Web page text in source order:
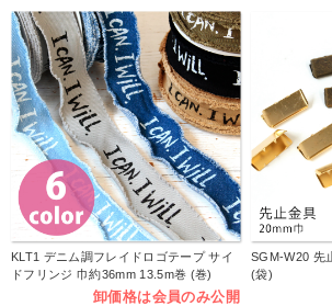
KLT1 デニム調フレイドロゴテープ サイ
ドフリンジ 巾約36mm 13.5m巻 (巻)
卸価格は会員のみ公開
SGM-W20 先
(袋)